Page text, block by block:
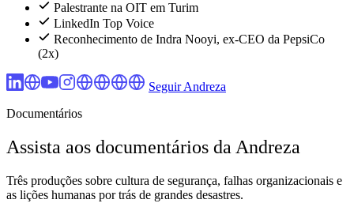
Palestrante na OIT em Turim
LinkedIn Top Voice
Reconhecimento de Indra Nooyi, ex-CEO da PepsiCo
(2x)
Seguir Andreza
Documentários
Assista aos documentários da Andreza
Três produções sobre cultura de segurança, falhas organizacionais e
as lições humanas por trás de grandes desastres.